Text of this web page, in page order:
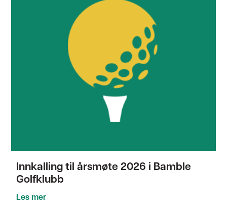
Innkalling til årsmøte 2026 i Bamble
Golfklubb
Les mer